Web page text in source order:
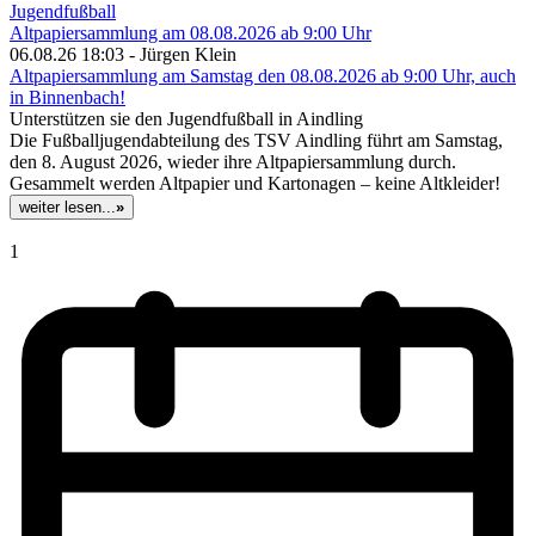
Jugendfußball
Altpapiersammlung am 08.08.2026 ab 9:00 Uhr
06.08.26 18:03 - Jürgen Klein
Altpapiersammlung am Samstag den 08.08.2026 ab 9:00 Uhr, auch
in Binnenbach!
Unterstützen sie den Jugendfußball in Aindling
Die Fußballjugendabteilung des TSV Aindling führt am Samstag,
den 8. August 2026, wieder ihre Altpapiersammlung durch.
Gesammelt werden Altpapier und Kartonagen – keine Altkleider!
weiter lesen...»
1